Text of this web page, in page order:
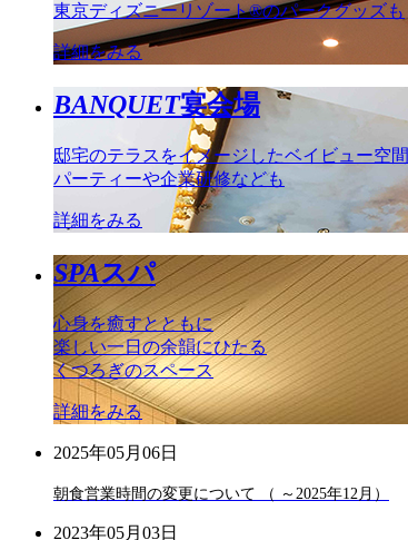
東京ディズニーリゾート®のパークグッズも
詳細をみる
BANQUET宴会場
邸宅のテラスをイメージしたベイビュー空間
パーティーや企業研修なども
詳細をみる
SPAスパ
心身を癒すとともに
楽しい一日の余韻にひたる
くつろぎのスペース
詳細をみる
2025年05月06日
朝食営業時間の変更について （ ～2025年12月）
2023年05月03日